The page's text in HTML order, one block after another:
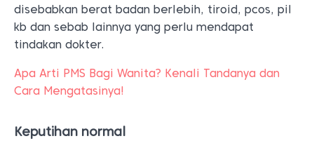
disebabkan berat badan berlebih, tiroid, pcos, pil
kb dan sebab lainnya yang perlu mendapat
tindakan dokter.
Apa Arti PMS Bagi Wanita? Kenali Tandanya dan
Cara Mengatasinya!
Keputihan normal